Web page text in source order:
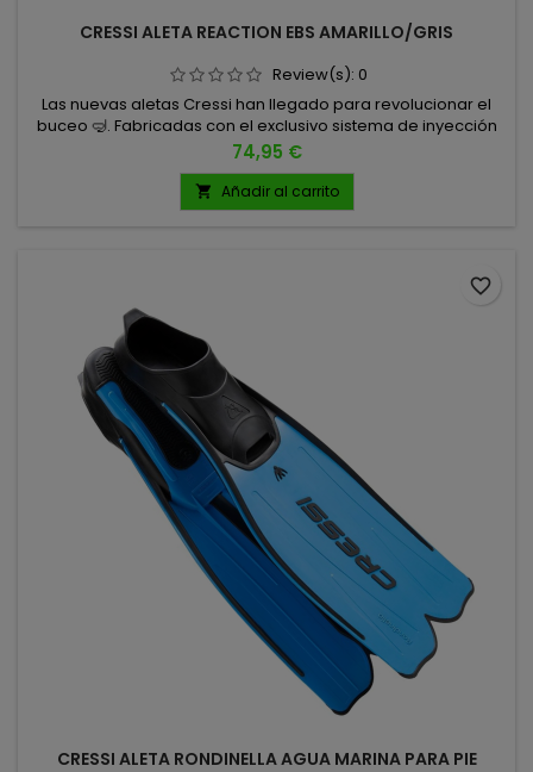
CRESSI ALETA REACTION EBS AMARILLO/GRIS
Review(s): 0
Las nuevas aletas Cressi han llegado para revolucionar el
buceo 🤿. Fabricadas con el exclusivo sistema de inyección
de 3 materiales patentado por Cressi-sub, ofrecen el
equilibrio perfecto entre fuerza ⚡, comodidad 👟 y
durabilidad 🔒. TALLAS XS/S S/M M/L
Precio
74,95 €
 Añadir al carrito
CRESSI ALETA RONDINELLA AGUA MARINA PARA PIE
favorite_border